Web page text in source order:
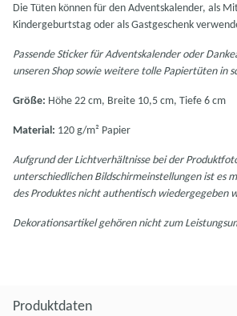
Die Tüten können für den Adventskalender, als
Kindergeburtstag oder als Gastgeschenk
Passende Sticker für Adventskalender oder
unseren Shop sowie weitere tolle Papiertüten in
Größe: Höhe 22 cm, Breite 10,5 cm, Tiefe 6 cm
Material: 120 g/m² Papier
Aufgrund der Lichtverhältnisse bei der
unterschiedlichen Bildschirmeinstellungen ist es
des Produktes nicht authentisch wiedergegeben
Dekorationsartikel gehören nicht zum
Produktdaten